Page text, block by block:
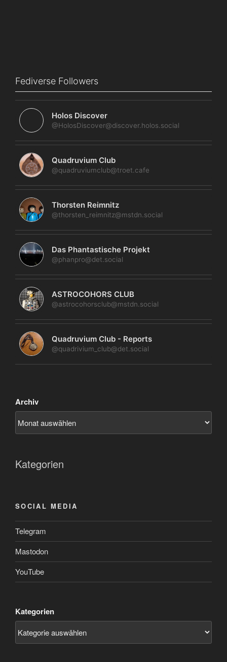
Fediverse Followers
Holos Discover
@HolosDiscover@discover.holos.social
Quadruvium Club
@quadruviumclub@troet.cafe
Thorsten Reimnitz
@thorsten_reimnitz@mstdn.social
Das Phantastische Projekt
@phanpro@det.social
ASTROCOHORS CLUB
@astrocohorsclub@mstdn.social
Quadruvium Club - Reports
@quadrivium_club@det.social
Archiv
Kategorien
SOCIAL MEDIA
Telegram
Mastodon
YouTube
Kategorien